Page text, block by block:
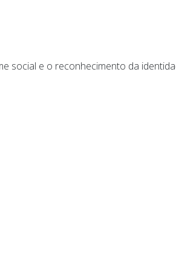
social e o reconhecimento da